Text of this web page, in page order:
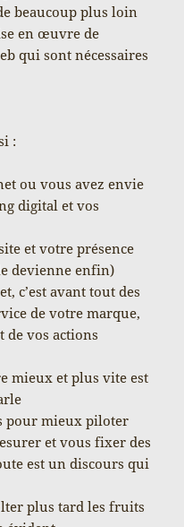
beaucoup plus loin
en œuvre de
qui sont nécessaires
:
ou vous avez envie
digital et vos
et votre présence
devienne enfin)
c’est avant tout des
de votre marque,
de vos actions
mieux et plus vite est
pour mieux piloter
et vous fixer des
est un discours qui
plus tard les fruits